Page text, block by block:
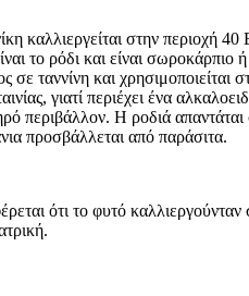
καλλιεργείται στην περιοχή
το ρόδι και είναι σωροκάρπιο
ταννίνη και
γιατί περιέχει ένα
περιβάλλον. Η ροδιά απαντάται
προσβάλλεται από παράσιτα.
ότι το φυτό